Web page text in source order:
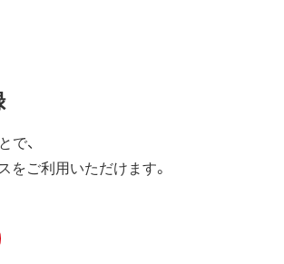
使用または使用不能に起因する直接的、間接
た金額とします。
規制の対象となる可能性があることを認
守し、かかる法規の定めるところにより必
、
ご利用いただけます。